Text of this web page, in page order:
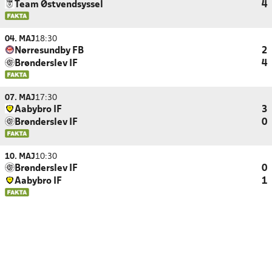
Team Østvendsyssel
4
04. MAJ18:30
Nørresundby FB
2
Brønderslev IF
4
07. MAJ17:30
Aabybro IF
3
Brønderslev IF
0
10. MAJ10:30
Brønderslev IF
0
Aabybro IF
1